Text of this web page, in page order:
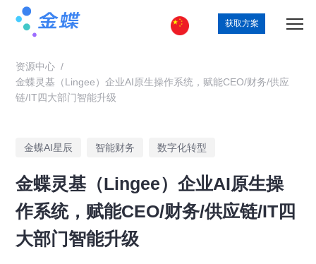
获取方案
资源中心 /
金蝶灵基（Lingee）企业AI原生操作系统，赋能CEO/财务/供应
链/IT四大部门智能升级
金蝶AI星辰 智能财务 数字化转型
金蝶灵基（Lingee）企业AI原生操
作系统，赋能CEO/财务/供应链/IT四
大部门智能升级